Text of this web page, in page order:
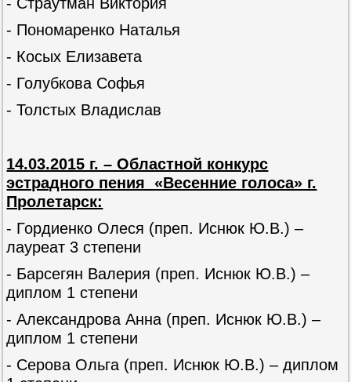
- Пономаренко Наталья
- Косых Елизавета
- Голубкова Софья
- Толстых Владислав
14.03.2015 г. – Областной конкурс
эстрадного пения «Весенние голоса» г.
Пролетарск:
- Гордиенко Олеся (преп. Иснюк Ю.В.) –
лауреат 3 степени
- Барсегян Валерия (преп. Иснюк Ю.В.) –
диплом 1 степени
- Александрова Анна (преп. Иснюк Ю.В.) –
диплом 1 степени
- Серова Ольга (преп. Иснюк Ю.В.) – диплом